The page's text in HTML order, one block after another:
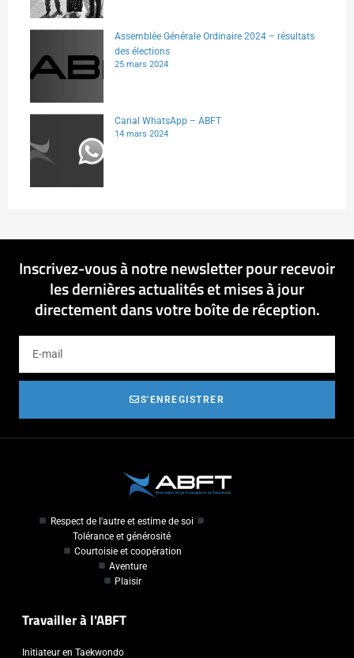
Assemblée Générale Ordinaire 2024 – résultats
des élections
25 mars 2024
Canal WhatsApp – ABFT
14 mars 2024
Inscrivez-vous à notre newsletter pour recevoir
les dernières actualités et mises à jour
directement dans votre boîte de réception.
S'ENREGISTRER
Respect de l'autre et estime de soi
Tolérance et générosité
Courtoisie et coopération
Aventure
Plaisir
Travailler à l'ABFT
Initiateur en Taekwondo